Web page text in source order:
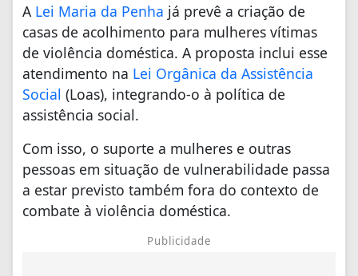
A Lei Maria da Penha já prevê a criação de
casas de acolhimento para mulheres vítimas
de violência doméstica. A proposta inclui esse
atendimento na Lei Orgânica da Assistência
Social (Loas), integrando-o à política de
assistência social.
Com isso, o suporte a mulheres e outras
pessoas em situação de vulnerabilidade passa
a estar previsto também fora do contexto de
combate à violência doméstica.
Publicidade